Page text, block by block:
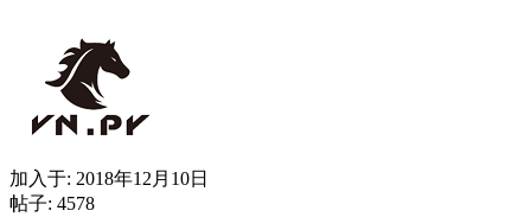
加入于: 2018年12月10日
帖子: 4578